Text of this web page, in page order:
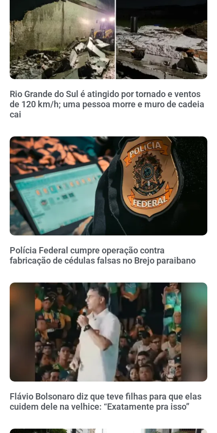
Rio Grande do Sul é atingido por tornado e ventos
de 120 km/h; uma pessoa morre e muro de cadeia
cai
Polícia Federal cumpre operação contra
fabricação de cédulas falsas no Brejo paraibano
Flávio Bolsonaro diz que teve filhas para que elas
cuidem dele na velhice: “Exatamente pra isso”